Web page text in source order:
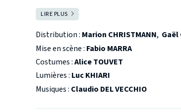
pardessus la table. Mais il leur faudra
amour aussi bref que foudroyant qui
saboter.Comment alors envisager la
traits d’une absence ?
LIRE PLUS
Distribution : Marion CHRISTMANN, Gaël
Mise en scène : Fabio MARRA
Costumes :Alice TOUVET
Lumières : Luc KHIARI
Musiques : Claudio DEL VECCHIO